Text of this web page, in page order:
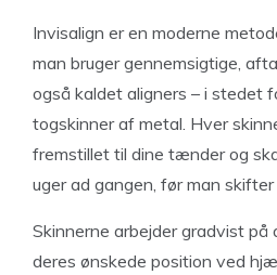
Invisalign er en moderne
man bruger gennemsigtige,
også kaldet aligners – i stedet
togskinner af metal. Hver
fremstillet til dine tænder og
uger ad gangen, før man
Skinnerne arbejder gradvist
deres ønskede position ved